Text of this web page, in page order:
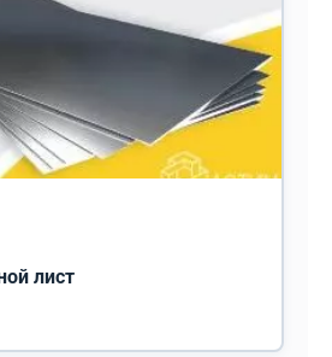
лист